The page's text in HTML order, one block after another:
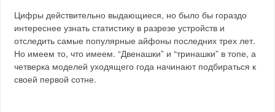
Цифры действительно выдающиеся, но было бы гораздо
интереснее узнать статистику в разрезе устройств и
отследить самые популярные айфоны последних трех лет.
Но имеем то, что имеем. “Двенашки” и “тринашки” в топе, а
четверка моделей уходящего года начинают подбираться к
своей первой сотне.